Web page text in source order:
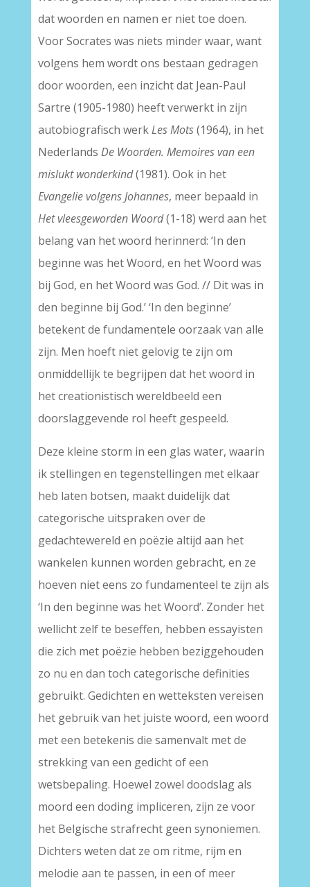
dat woorden en namen er niet toe doen.
Voor Socrates was niets minder waar, want
volgens hem wordt ons bestaan gedragen
door woorden, een inzicht dat Jean-Paul
Sartre (1905-1980) heeft verwerkt in zijn
autobiografisch werkLes Mots(1964), in het
Nederlands De Woorden. Memoires van een
mislukt wonderkind(1981). Ook in het
Evangelie volgens Johannes, meer bepaald in
Het vleesgeworden Woord(1-18) werd aan het
belang van het woord herinnerd: ‘In den
beginne was het Woord, en het Woord was
bij God, en het Woord was God. // Dit was in
den beginne bij God.’ ‘In den beginne’
betekent de fundamentele oorzaak van alle
zijn. Men hoeft niet gelovig te zijn om
onmiddellijk te begrijpen dat het woord in
het creationistisch wereldbeeld een
doorslaggevende rol heeft gespeeld.
Deze kleine storm in een glas water, waarin
ik stellingen en tegenstellingen met elkaar
heb laten botsen, maakt duidelijk dat
categorische uitspraken over de
gedachtewereld en poëzie altijd aan het
wankelen kunnen worden gebracht, en ze
hoeven niet eens zo fundamenteel te zijn als
‘In den beginne was het Woord’. Zonder het
wellicht zelf te beseffen, hebben essayisten
die zich met poëzie hebben beziggehouden
zo nu en dan toch categorische definities
gebruikt. Gedichten en wetteksten vereisen
het gebruik van het juiste woord, een woord
met een betekenis die samenvalt met de
strekking van een gedicht of een
wetsbepaling. Hoewel zowel doodslag als
moord een doding impliceren, zijn ze voor
het Belgische strafrecht geen synoniemen.
Dichters weten dat ze om ritme, rijm en
melodie aan te passen, in een of meer